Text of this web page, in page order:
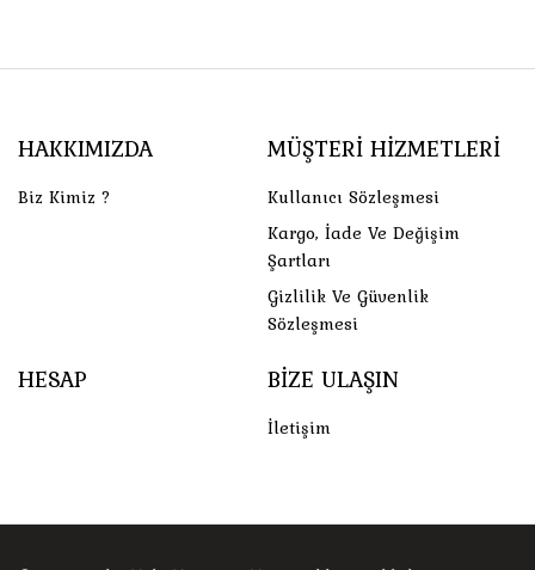
HAKKIMIZDA
Biz Kimiz ?
MÜŞTERI HIZMETLERI
Kullanıcı Sözleşmesi
Kargo, İade Ve Değişim
Şartları
Gizlilik Ve Güvenlik
Sözleşmesi
HESAP BIZE ULAŞIN
İletişim